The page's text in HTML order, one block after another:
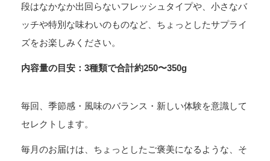
段はなかなか出回らないフレッシュタイプや、小さなバ
ッチや特別な味わいのものなど、ちょっとしたサプライ
ズをお楽しみください。
内容量の目安：3種類で合計約250〜350g
毎回、季節感・風味のバランス・新しい体験を意識して
セレクトします。
毎月のお届けは、ちょっとしたご褒美になるような、そ